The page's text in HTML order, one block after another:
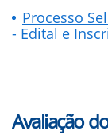
Processo
- Edital e
Avaliação